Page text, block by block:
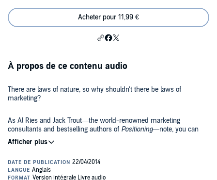
Acheter pour 11,99 €
À propos de ce contenu audio
There are laws of nature, so why shouldn't there be laws of
marketing?
As Al Ries and Jack Trout—the world-renowned marketing
consultants and bestselling authors of Positioning—note, you can
build an impressive airplane, but it will never leave the ground if you
ignore the laws of physics, especially gravity. Why then, they ask,
launch and maintain winning brands? In
Marketing, Ries and Trout offer a compendium of twenty-two